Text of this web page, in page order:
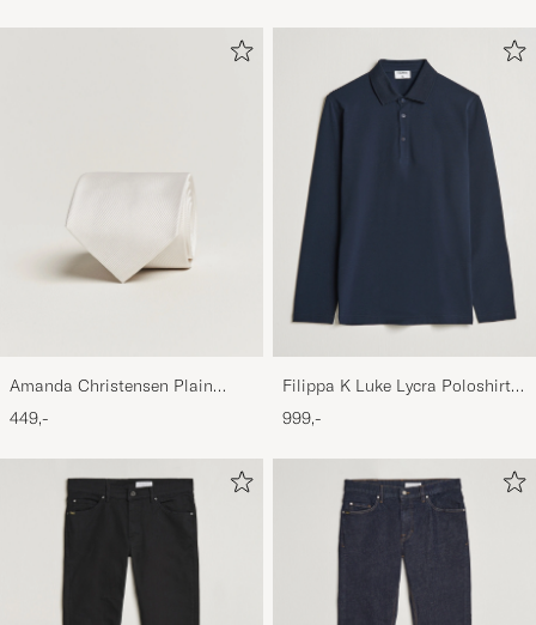
Amanda Christensen Plain
Classic Tie 8 cm White
449,-
Filippa K Luke Lycra Poloshirt
Navy
999,-